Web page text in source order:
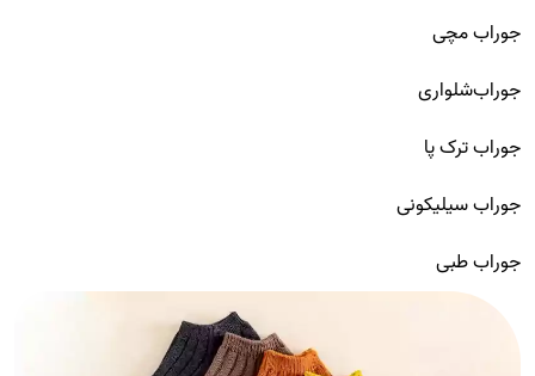
جوراب مچی
جوراب‌شلواری
جوراب ترک پا
جوراب سیلیکونی
جوراب طبی